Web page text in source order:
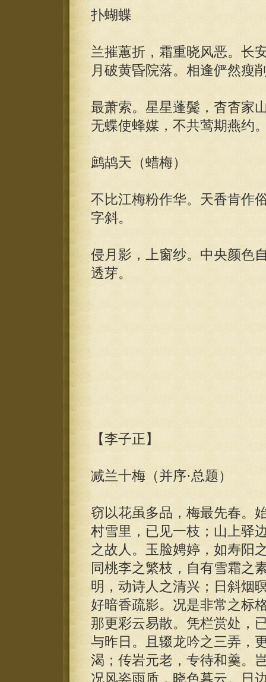
扑蝴蝶
兰摧蕙折，霜重晓风恶。长
月破黄昏院落。相逢俨然瘦
最萧索。星星蓬鬓，杳杳家
无蝶使蜂媒，不共莺期燕约
鹧鸪天（蜡梅）
不比江梅粉作华。天香肯作
字斜。
侵月影，上窗纱。中央颜色
透芽。
【李子正】
减兰十梅（并序·总题）
窃以花虽多品，梅最先春。
村雪里，已见一枝；山上驿
之故人。玉脸娉婷，如寿阳
同桃李之繁枝，自有雪霜之
明，动诗人之清兴；日斜烟
好暗香疏影。况是非常之标
那更彩云易散。凭栏赏处，
与昨日。且辍龙吟之三弄，
渴；传岩元老，专待和羹。
况风姿雨质，晓色暮云。日